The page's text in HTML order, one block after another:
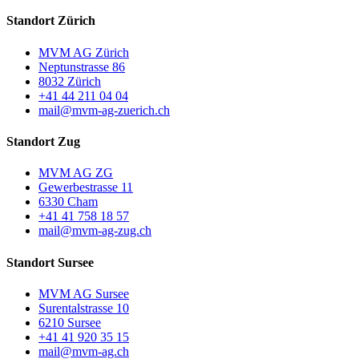
Standort Zürich
MVM AG Zürich
Neptunstrasse 86
8032 Zürich
+41 44 211 04 04
mail@mvm-ag-zuerich.ch
Standort Zug
MVM AG ZG
Gewerbestrasse 11
6330 Cham
+41 41 758 18 57
mail@mvm-ag-zug.ch
Standort Sursee
MVM AG Sursee
Surentalstrasse 10
6210 Sursee
+41 41 920 35 15
mail@mvm-ag.ch